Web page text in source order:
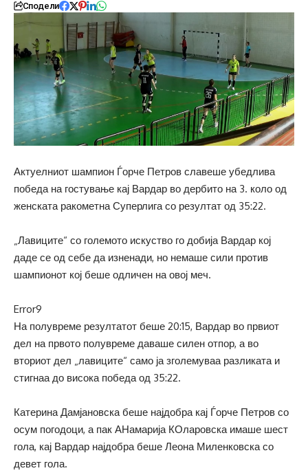
Сподели
Актуелниот шампион Ѓорче Петров славеше убедлива
победа на гостување кај Вардар во дербито на 3. коло од
женската ракометна Суперлига со резултат од 35:22.
„Лавиците“ со големото искуство го добија Вардар кој
даде се од себе да изненади, но немаше сили против
шампионот кој беше одличен на овој меч.
Error9
На полувреме резултатот беше 20:15, Вардар во првиот
дел на првото полувреме даваше силен отпор, а во
вториот дел „лавиците“ само ја зголемуваа разликата и
стигнаа до висока победа од 35:22.
Катерина Дамјановска беше најдобра кај Ѓорче Петров со
осум погодоци, а пак АНамарија КОларовска имаше шест
гола, кај Вардар најдобра беше Леона Миленковска со
девет гола.